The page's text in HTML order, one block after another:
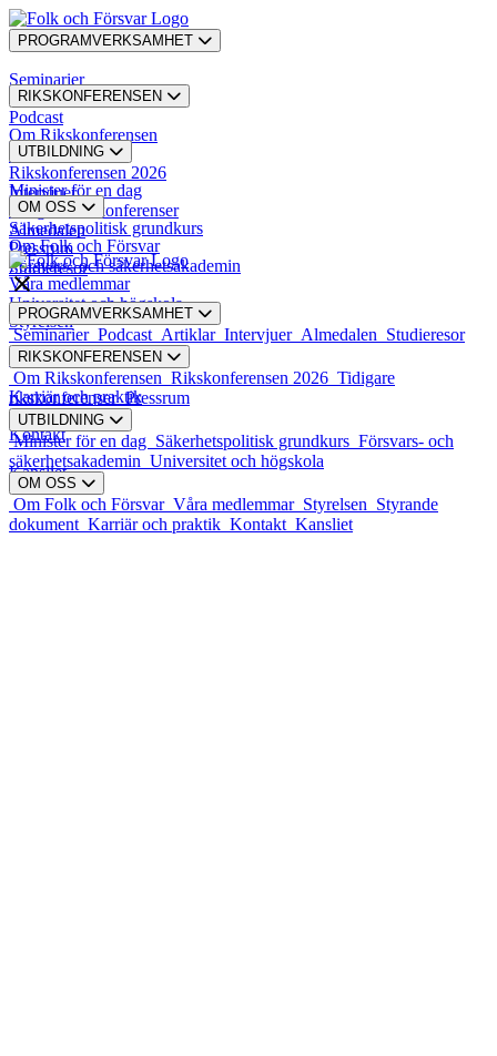
PROGRAMVERKSAMHET
Seminarier
Podcast
Artiklar
Intervjuer
Almedalen
Studieresor
RIKSKONFERENSEN
Om Rikskonferensen
Rikskonferensen 2026
Tidigare rikskonferenser
Pressrum
UTBILDNING
Minister för en dag
Säkerhetspolitisk grundkurs
Försvars- och säkerhetsakademin
Universitet och högskola
OM OSS
Om Folk och Försvar
Våra medlemmar
Styrelsen
Styrande dokument
Karriär och praktik
Kontakt
Kansliet
PROGRAMVERKSAMHET
Seminarier Podcast Artiklar Intervjuer Almedalen Studieresor
RIKSKONFERENSEN
Om Rikskonferensen Rikskonferensen 2026 Tidigare
rikskonferenserPressrum
UTBILDNING
Minister för en dag Säkerhetspolitisk grundkurs Försvars- och
säkerhetsakademin Universitet och högskola
OM OSS
Om Folk och Försvar Våra medlemmar Styrelsen Styrande
dokument Karriär och praktik Kontakt Kansliet